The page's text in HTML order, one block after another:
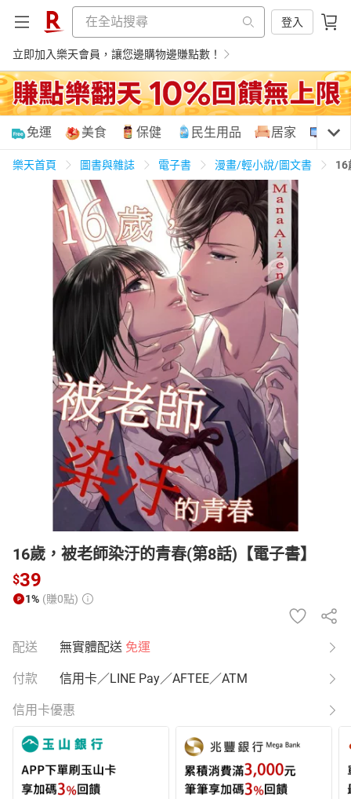
登入
立即加入樂天會員，讓您邊購物邊賺點數！
購物網分類
天天免運 美食蛋糕 養生保健 民生用品
居家生活 3C家電 親子玩具
女裝 男裝 化妝保養 情趣用品
日本購物 電子/紙本書
HOT
免運 美食 保健 民生用品 居家 3C
樂天首頁 圖書與雜誌 電子書 漫畫/輕小說/圖文書 16
16歲，被老師染汙的青春(第8話)【電子書】
$39
1% (賺0點)
配送 無實體配送 免運
付款 信用卡／LINE Pay／AFTEE／ATM
信用卡優惠